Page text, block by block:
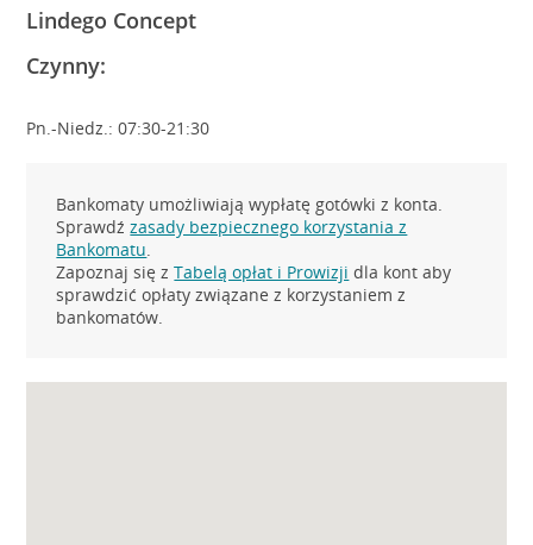
Lindego Concept
Czynny:
Pn.-Niedz.: 07:30-21:30
Bankomaty umożliwiają wypłatę gotówki z konta.
Sprawdźzasady bezpiecznego korzystania z
Bankomatu.
Zapoznaj się zTabelą opłat i Prowizji dla kont aby
sprawdzić opłaty związane z korzystaniem z
bankomatów.